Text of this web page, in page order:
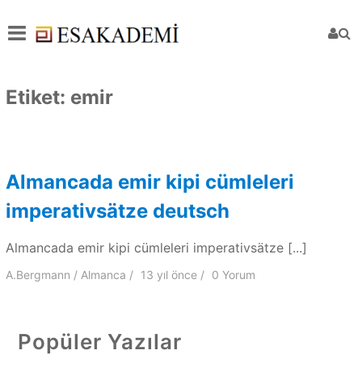
Etiket: emir
Almancada emir kipi cümleleri
imperativsätze deutsch
Almancada emir kipi cümleleri imperativsätze [...]
A.Bergmann Almanca 13 yılönce 0 Yorum
Popüler Yazılar